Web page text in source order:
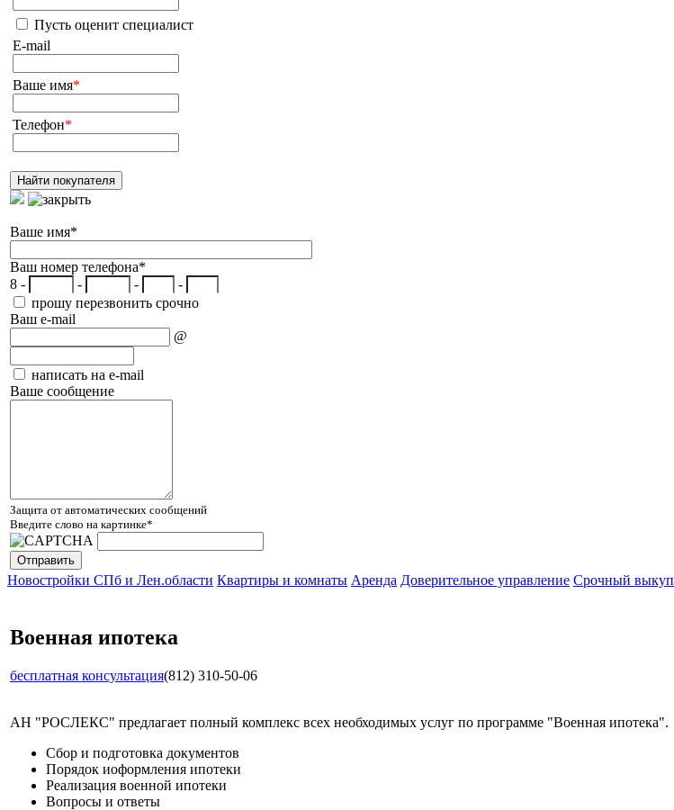
Пусть оценит специалист
E-mail
Ваше имя*
Телефон*
Ваше имя*
Ваш номер телефона*
8 -
- -
-
прошу перезвонить срочно
Ваш e-mail
@
написать на e-mail
Ваше сообщение
Защита от автоматических сообщений
Введите слово на картинке*
Новостройки СПб и Лен.области Квартиры и комнаты Аренда Доверительное управление Срочный выкуп
Военная ипотека
бесплатная консультация(812) 310-50-06
АН "РОСЛЕКС" предлагает полный комплекс всех необходимых услуг по программе "Военная ипотека".
Сбор и подготовка документов
Порядок иоформления ипотеки
Реализация военной ипотеки
Вопросы и ответы